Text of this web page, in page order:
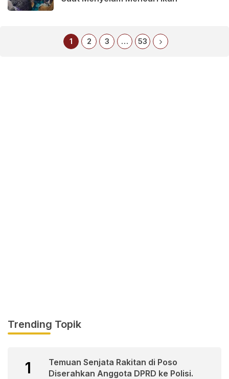
1 2 3 … 53
Trending Topik
1
Temuan Senjata Rakitan di Poso
Diserahkan Anggota DPRD ke Polisi.